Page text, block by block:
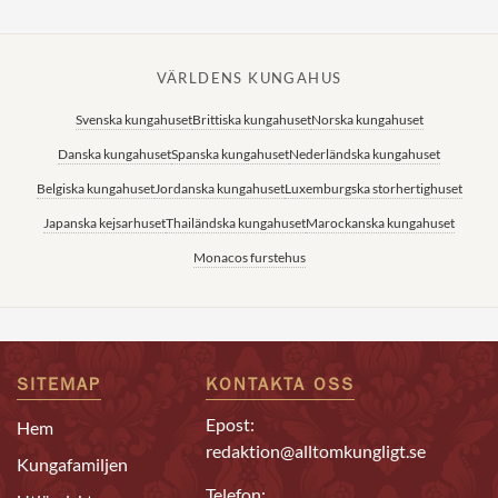
VÄRLDENS KUNGAHUS
Svenska kungahusetBrittiska kungahusetNorska kungahuset
Danska kungahusetSpanska kungahusetNederländska kungahuset
Belgiska kungahusetJordanska kungahusetLuxemburgska storhertighuset
Japanska kejsarhusetThailändska kungahusetMarockanska kungahuset
Monacos furstehus
SITEMAP
Hem
Kungafamiljen
KONTAKTA OSS
Epost:
redaktion@alltomkungligt.se